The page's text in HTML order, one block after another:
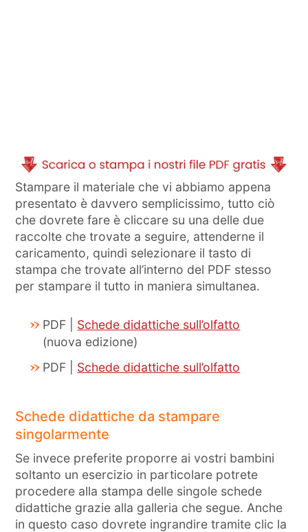
Stampare il materiale che vi abbiamo appena
presentato è davvero semplicissimo, tutto ciò
che dovrete fare è cliccare su una delle due
raccolte che trovate a seguire, attenderne il
caricamento, quindi selezionare il tasto di
stampa che trovate all’interno del PDF stesso
per stampare il tutto in maniera simultanea.
PDF | Schede didattiche sull’olfatto
(nuova edizione)
PDF | Schede didattiche sull’olfatto
Schede didattiche da stampare
singolarmente
Se invece preferite proporre ai vostri bambini
soltanto un esercizio in particolare potrete
procedere alla stampa delle singole schede
didattiche grazie alla galleria che segue. Anche
in questo caso dovrete ingrandire tramite clic la